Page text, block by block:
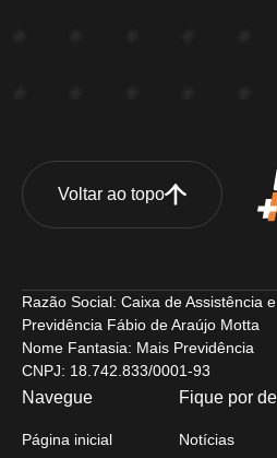
Voltar ao topo
Razão Social: Caixa de Assistência e
Previdência Fábio de Araújo Motta
Nome Fantasia: Mais Previdência
CNPJ: 18.742.833/0001-93
Navegue
Página inicial
Fique por
Notícias